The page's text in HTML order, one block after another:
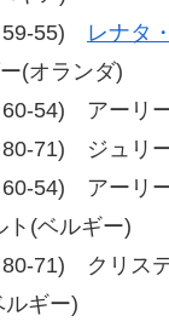
59-55) レナタ
(オランダ)
54) アーリ
71) ジュリ
54) アーリ
(ベルギー)
71) クリス
ギー)